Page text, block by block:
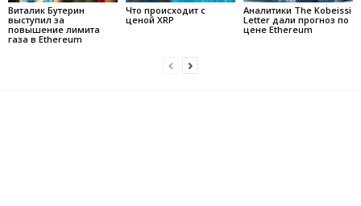
Виталик Бутерин
выступил за
повышение лимита
газа в Ethereum
Что происходит с
ценой XRP
Аналитики The Kobeissi
Letter дали прогноз по
цене Ethereum